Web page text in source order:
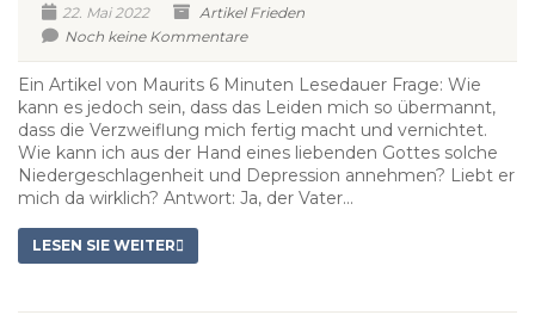
22. Mai 2022 Artikel Frieden
Noch keine Kommentare
Ein Artikel von Maurits 6 Minuten Lesedauer Frage: Wie
kann es jedoch sein, dass das Leiden mich so übermannt,
dass die Verzweiflung mich fertig macht und vernichtet.
Wie kann ich aus der Hand eines liebenden Gottes solche
Niedergeschlagenheit und Depression annehmen? Liebt er
mich da wirklich? Antwort: Ja, der Vater...
LESEN SIE WEITER